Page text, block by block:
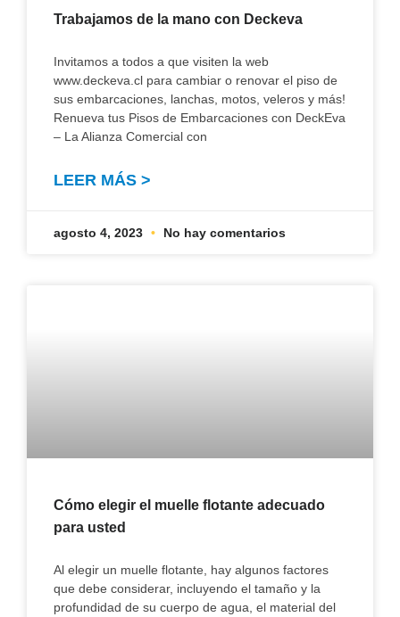
Trabajamos de la mano con Deckeva
Invitamos a todos a que visiten la web
www.deckeva.cl para cambiar o renovar el piso de
sus embarcaciones, lanchas, motos, veleros y más!
Renueva tus Pisos de Embarcaciones con DeckEva
– La Alianza Comercial con
LEER MÁS >
agosto 4, 2023 No hay comentarios
Cómo elegir el muelle flotante adecuado
para usted
Al elegir un muelle flotante, hay algunos factores
que debe considerar, incluyendo el tamaño y la
profundidad de su cuerpo de agua, el material del